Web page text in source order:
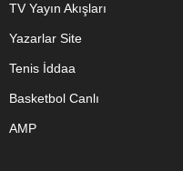
TV Yayın Akışları
Yazarlar Site
Tenis İddaa
Basketbol Canlı
AMP